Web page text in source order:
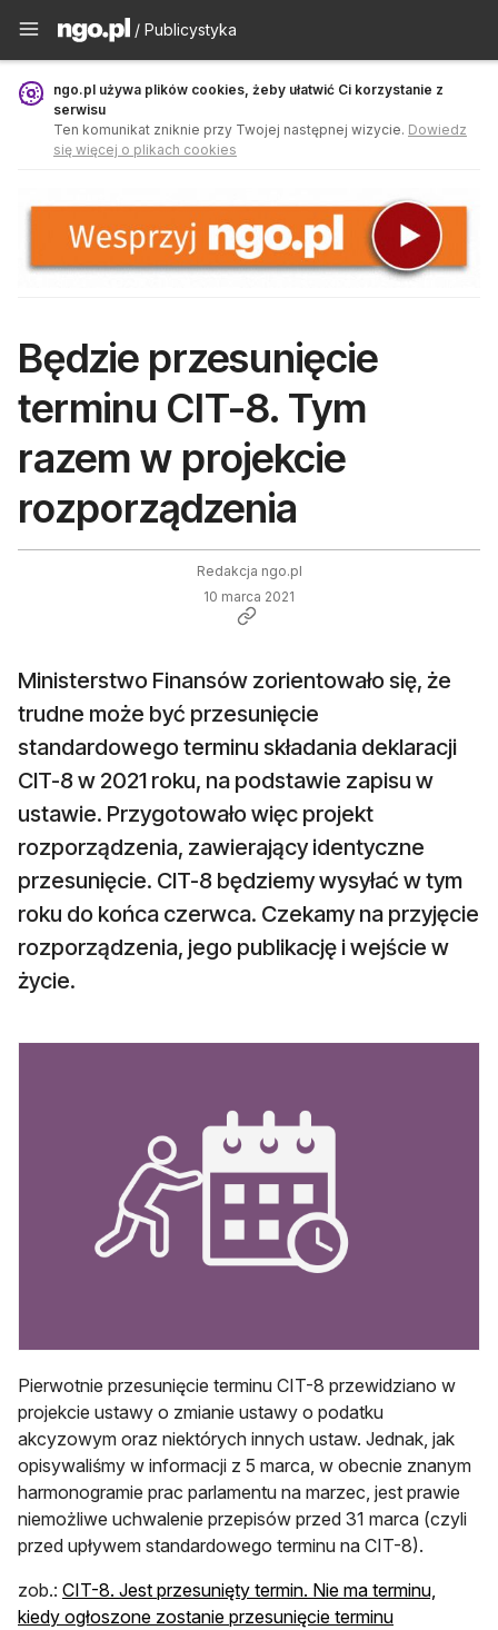
Publicystyka - ngo.pl
/ Publicystyka
ngo.pl używa plików cookies, żeby ułatwić Ci korzystanie z
serwisu
Ten komunikat zniknie przy Twojej następnej wizycie. Dowiedz
się więcej o plikach cookies
Będzie przesunięcie
terminu CIT-8. Tym
razem w projekcie
rozporządzenia
Redakcja ngo.pl
10 marca 2021
Ministerstwo Finansów zorientowało się, że
trudne może być przesunięcie
standardowego terminu składania deklaracji
CIT-8 w 2021 roku, na podstawie zapisu w
ustawie. Przygotowało więc projekt
rozporządzenia, zawierający identyczne
przesunięcie. CIT-8 będziemy wysyłać w tym
roku do końca czerwca. Czekamy na przyjęcie
rozporządzenia, jego publikację i wejście w
życie.
Pierwotnie przesunięcie terminu CIT-8 przewidziano w
projekcie ustawy o zmianie ustawy o podatku
akcyzowym oraz niektórych innych ustaw. Jednak, jak
opisywaliśmy w informacji z 5 marca, w obecnie znanym
harmonogramie prac parlamentu na marzec, jest prawie
niemożliwe uchwalenie przepisów przed 31 marca (czyli
przed upływem standardowego terminu na CIT-8).
zob.: CIT-8. Jest przesunięty termin. Nie ma terminu,
kiedy ogłoszone zostanie przesunięcie terminu